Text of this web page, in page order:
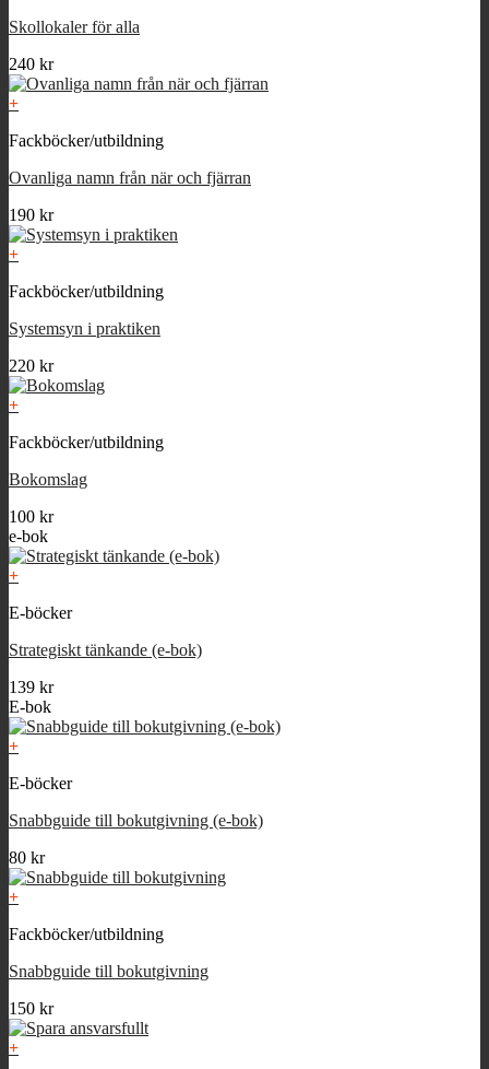
Skollokaler för alla
240 kr
+
Fackböcker/utbildning
Ovanliga namn från när och fjärran
190 kr
+
Fackböcker/utbildning
Systemsyn i praktiken
220 kr
+
Fackböcker/utbildning
Bokomslag
100 kr
e-bok
+
E-böcker
Strategiskt tänkande (e-bok)
139 kr
E-bok
+
E-böcker
Snabbguide till bokutgivning (e-bok)
80 kr
+
Fackböcker/utbildning
Snabbguide till bokutgivning
150 kr
+